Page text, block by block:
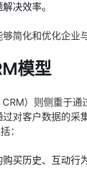
决效率。
简化和优化企业
模型
）则侧重于通
对客户数据的采
：
购买历史、互动行